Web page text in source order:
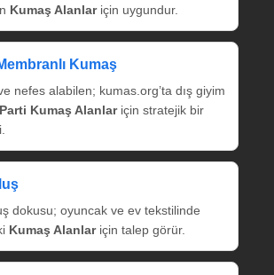
Kumaş Alanlariçin uygundur.
Kumaş
nefes alabilen; kumas.org’ta dış giyim
Parti Kumaş Alanlariçin stratejik bir
dokusu; oyuncak ve ev tekstilinde
Kumaş Alanlariçin talep görür.